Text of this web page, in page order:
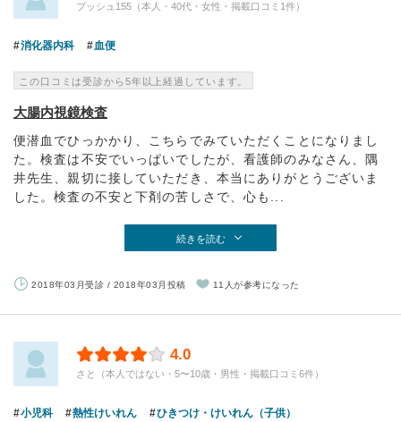
ブッシュ155（本人・40代・女性・掲載口コミ1件）
消化器内科 血便
この口コミは受診から5年以上経過しています。
大腸内視鏡検査
便潜血でひっかかり、こちらでみていただくことになりまし
た。検査は不安でいっぱいでしたが、看護師のみなさん、隅
井先生、親切に接していただき、本当にありがとうございま
した。検査の不安と下剤の苦しさで、心も...
続きを読む
2018年03月受診 / 2018年03月投稿 11人が参考になった
4.0
さと（本人ではない・5〜10歳・男性・掲載口コミ6件）
小児科 熱性けいれん ひきつけ・けいれん（子供）